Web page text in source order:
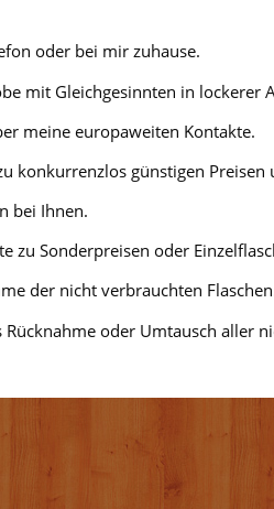
oder bei mir zuhause.
mit Gleichgesinnten in lockerer
meine europaweiten Kontakte.
konkurrenzlos günstigen Preisen
bei Ihnen.
zu Sonderpreisen oder
der nicht verbrauchten
oder Umtausch aller